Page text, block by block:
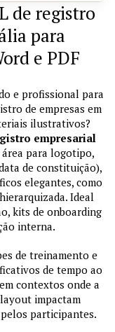
de registro
para
e PDF
e profissional para
de empresas em
ilustrativos?
empresarial
para logotipo,
de constituição),
elegantes, como
Ideal
kits de onboarding
interna.
de treinamento e
de tempo ao
contextos onde a
impactam
participantes.